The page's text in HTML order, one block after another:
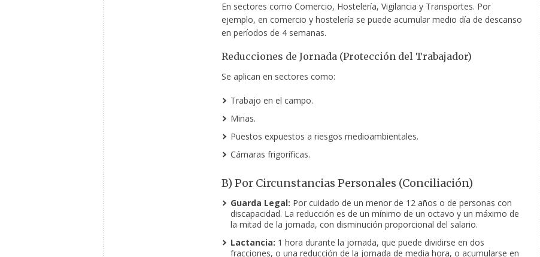
En sectores como Comercio, Hostelería, Vigilancia y Transportes. Por
ejemplo, en comercio y hostelería se puede acumular medio día de descanso
en períodos de 4 semanas.
Reducciones de Jornada (Protección del Trabajador)
Se aplican en sectores como:
Trabajo en el campo.
Minas.
Puestos expuestos a riesgos medioambientales.
Cámaras frigoríficas.
B) Por Circunstancias Personales (Conciliación)
Guarda Legal: Por cuidado de un menor de 12 años o de personas con
discapacidad. La reducción es de un mínimo de un octavo y un máximo de
la mitad de la jornada, con disminución proporcional del salario.
Lactancia: 1 hora durante la jornada, que puede dividirse en dos
fracciones, o una reducción de la jornada de media hora, o acumularse en